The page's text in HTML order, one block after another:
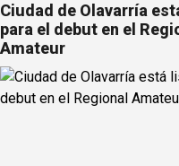
Ciudad de Olavarría
para el debut en el
Amateur